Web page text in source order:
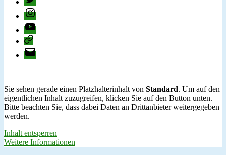
Instagram
YouTube
change.org
E-
Mail
Sie sehen gerade einen Platzhalterinhalt von Standard. Um auf den
eigentlichen Inhalt zuzugreifen, klicken Sie auf den Button unten.
Bitte beachten Sie, dass dabei Daten an Drittanbieter weitergegeben
werden.
Inhalt entsperren
Weitere Informationen